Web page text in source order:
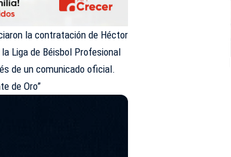
la contratación de Héctor
Liga de Béisbol Profesional
de un comunicado oficial.
de Oro”